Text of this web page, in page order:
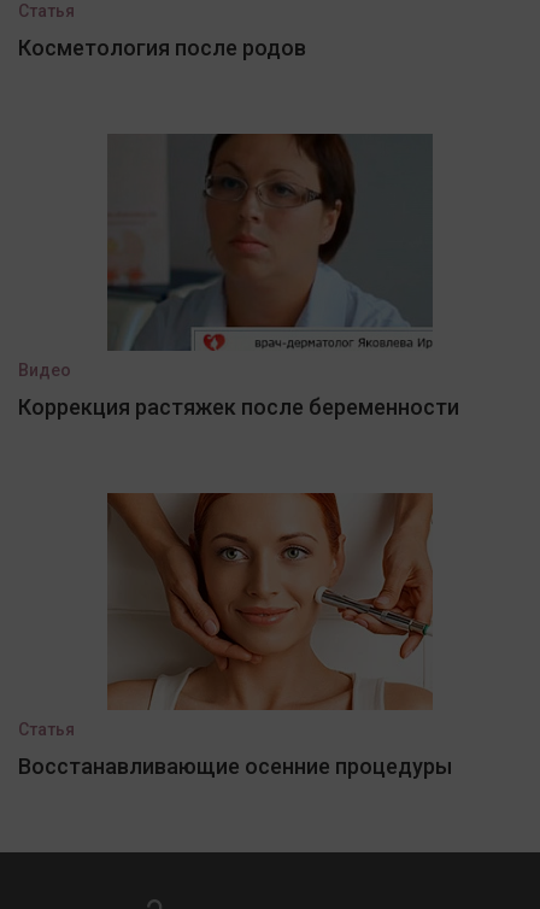
Статья
Косметология после родов
Видео
Коррекция растяжек после беременности
Статья
Восстанавливающие осенние процедуры